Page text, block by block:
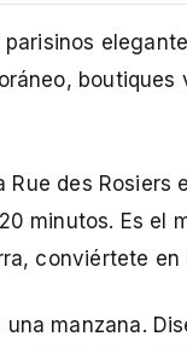
Rue des
minutos. Es el
conviértete
manzana.